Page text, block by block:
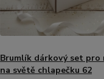
Brumlík dárkový set pro
na světě chlapečku 62